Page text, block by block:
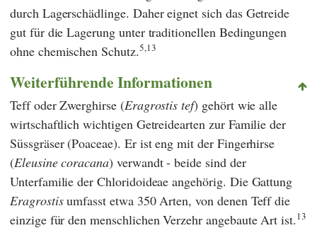
durch Lagerschädlinge. Daher eignet sich das Getreide
gut für die Lagerung unter traditionellen Bedingungen
ohne chemischen Schutz.5,13
Weiterführende Informationen
Teff oder Zwerghirse (Eragrostis tef) gehört wie alle
wirtschaftlich wichtigen Getreidearten zur Familie der
Süssgräser (Poaceae). Er ist eng mit der Fingerhirse
(Eleusine coracana) verwandt - beide sind der
Unterfamilie der Chloridoideae angehörig. Die Gattung
Eragrostisumfasst etwa 350 Arten, von denen Teff die
einzige für den menschlichen Verzehr angebaute Art ist.13